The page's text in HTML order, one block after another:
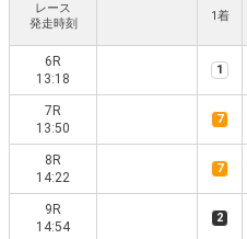
レース
発走時刻
1着
6R
13:18
1
7R
13:50
7
8R
14:22
7
9R
14:54
2